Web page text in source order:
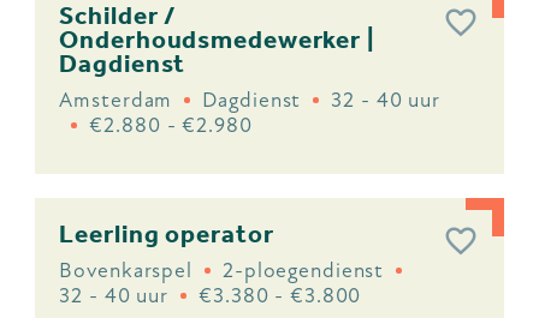
Schilder /
Onderhoudsmedewerker |
Dagdienst
Amsterdam Dagdienst
32 - 40 uur
€2.880 - €2.980
Leerling operator
Bovenkarspel
2-ploegendienst
32 - 40 uur
€3.380 - €3.800